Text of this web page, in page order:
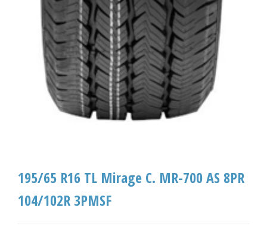
195/65 R16 TL Mirage C. MR-700 AS 8PR
104/102R 3PMSF